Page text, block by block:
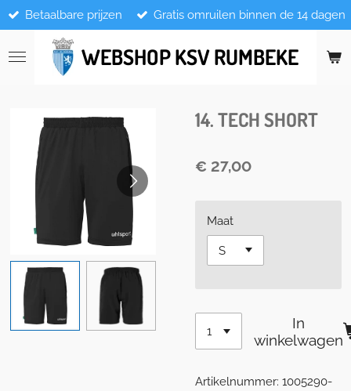
Ga
direct
naar
WEBSHOP KSV RUMBEKE
Betaalbare prijzen Gratis omruilen binnen de 14 dagen
14. TECH SHORT
€ 27,00
Maat
In
winkelwagen
Artikelnummer: 1005290-